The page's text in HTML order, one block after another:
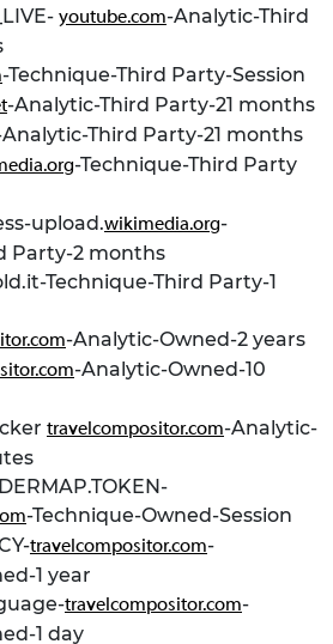
youtube.com-Analytic-Third
-Technique-Third Party-Session
-Analytic-Third Party-21 months
Analytic-Third Party-21 months
-Technique-Third Party
upload.wikimedia.org-
Party-2 months
Technique-Third Party-1
-Analytic-Owned-2 years
-Analytic-Owned-10
travelcompositor.com-Analytic-
-Technique-Owned-Session
travelcompositor.com-
1 year
travelcompositor.com-
1 day